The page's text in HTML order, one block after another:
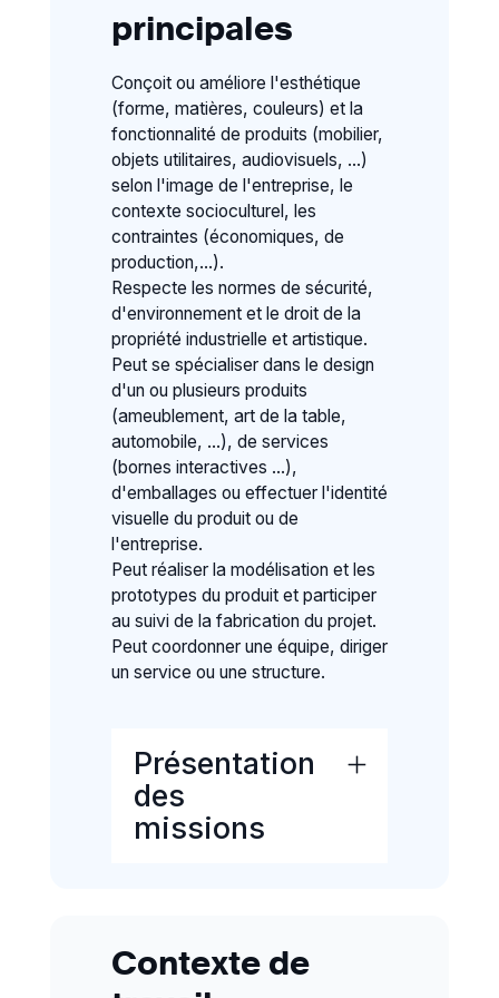
principales
Conçoit ou améliore l'esthétique
(forme, matières, couleurs) et la
fonctionnalité de produits (mobilier,
objets utilitaires, audiovisuels, ...)
selon l'image de l'entreprise, le
contexte socioculturel, les
contraintes (économiques, de
production,...).
Respecte les normes de sécurité,
d'environnement et le droit de la
propriété industrielle et artistique.
Peut se spécialiser dans le design
d'un ou plusieurs produits
(ameublement, art de la table,
automobile, ...), de services
(bornes interactives ...),
d'emballages ou effectuer l'identité
visuelle du produit ou de
l'entreprise.
Peut réaliser la modélisation et les
prototypes du produit et participer
au suivi de la fabrication du projet.
Peut coordonner une équipe, diriger
un service ou une structure.
Présentation
des
missions
Communiquer à l'oral
en milieu professionnel
Contexte de